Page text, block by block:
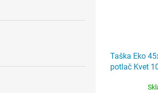
Taška Eko
potlač Kvet